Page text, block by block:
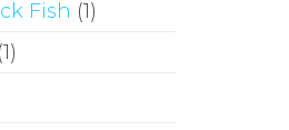
Fish (1)
(1)